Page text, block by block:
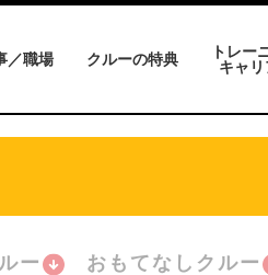
／職場 クルーの特典
トレー
キャ
ー おもてなしクルー